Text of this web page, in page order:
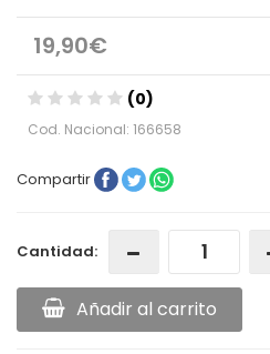
19,90€
(0)
Cod. Nacional: 166658
Compartir
Cantidad:
Añadir al carrito